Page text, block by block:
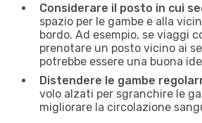
Considerare il posto in cui
spazio per le gambe e alla
bordo. Ad esempio, se viaggi
prenotare un posto vicino ai
potrebbe essere una buona
Distendere le gambe
volo alzati per sgranchire le
migliorare la circolazione